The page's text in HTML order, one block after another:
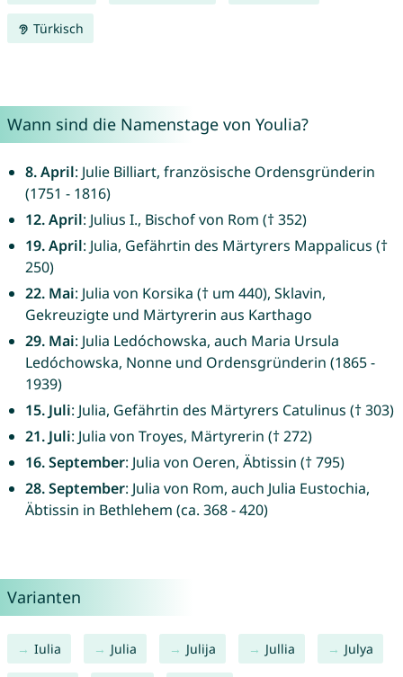
Türkisch
Wann sind die Namenstage von Youlia?
8. April: Julie Billiart, französische Ordensgründerin
(1751 - 1816)
12. April: Julius I., Bischof von Rom († 352)
19. April: Julia, Gefährtin des Märtyrers Mappalicus (†
250)
22. Mai: Julia von Korsika († um 440), Sklavin,
Gekreuzigte und Märtyrerin aus Karthago
29. Mai: Julia Ledóchowska, auch Maria Ursula
Ledóchowska, Nonne und Ordensgründerin (1865 -
1939)
15. Juli: Julia, Gefährtin des Märtyrers Catulinus († 303)
21. Juli: Julia von Troyes, Märtyrerin († 272)
16. September: Julia von Oeren, Äbtissin († 795)
28. September: Julia von Rom, auch Julia Eustochia,
Äbtissin in Bethlehem (ca. 368 - 420)
Varianten
Iulia Julia Julija Jullia Julya